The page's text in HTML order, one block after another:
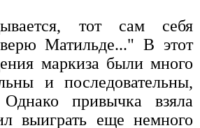
тот сам себя
Матильде..." В этот
маркиза были много
и последовательны,
привычка взяла
выиграть еще немного